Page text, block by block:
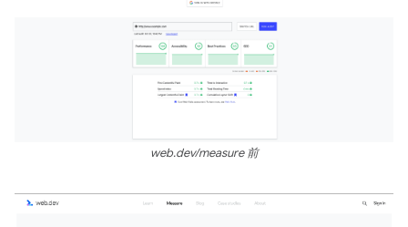
web.dev/measure 前